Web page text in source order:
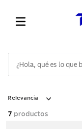
Relevancia
7 productos
1.
cuchillos
2 .
cubiertos